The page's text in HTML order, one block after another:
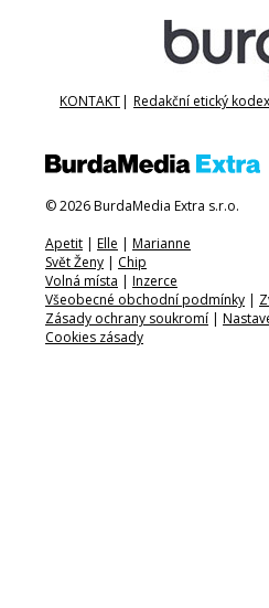
KONTAKT| Redakční etický kodex
© 2026 BurdaMedia Extra s.r.o.
Apetit | Elle | Marianne
Svět Ženy | Chip
Volná místa | Inzerce
Všeobecné obchodní podmínky |
Zásady ochrany soukromí |
Cookies zásady